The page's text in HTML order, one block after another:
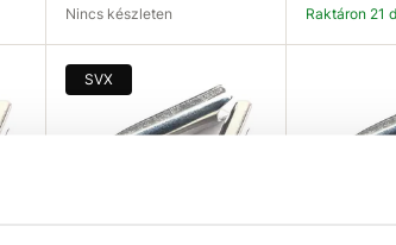
Nincs készleten
Elérhetőség ellenőrzése
Raktáron 21
SVX